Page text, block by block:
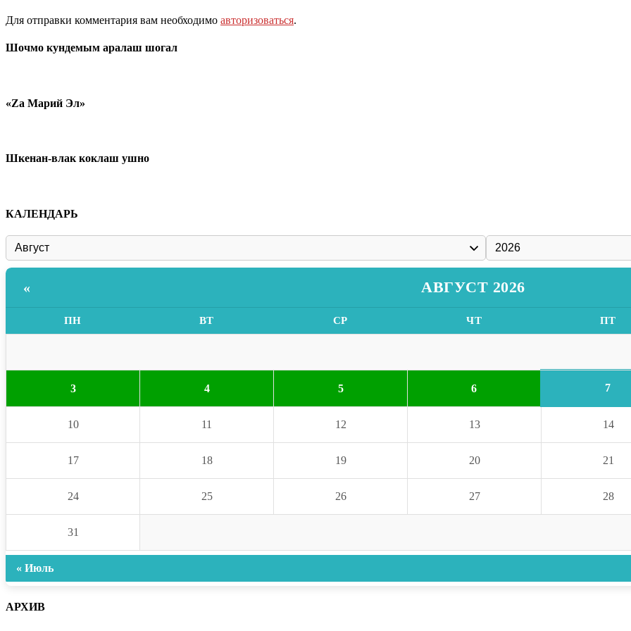
Для отправки комментария вам необходимо авторизоваться.
Шочмо кундемым аралаш шогал
«Zа Марий Эл»
Шкенан-влак коклаш ушно
КАЛЕНДАРЬ
« АВГУСТ 2026
ПН ВТ СР ЧТ ПТ
3 4 5 6 7
10 11 12 13 14
17 18 19 20 21
24 25 26 27 28
31
« Июль
АРХИВ